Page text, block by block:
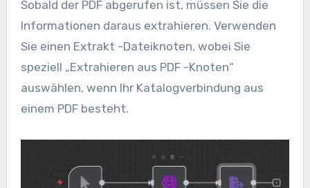
Sobald der PDF abgerufen ist, müssen Sie die
Informationen daraus extrahieren. Verwenden
Sie einen Extrakt -Dateiknoten, wobei Sie
speziell „Extrahieren aus PDF -Knoten“
auswählen, wenn Ihr Katalogverbindung aus
einem PDF besteht.